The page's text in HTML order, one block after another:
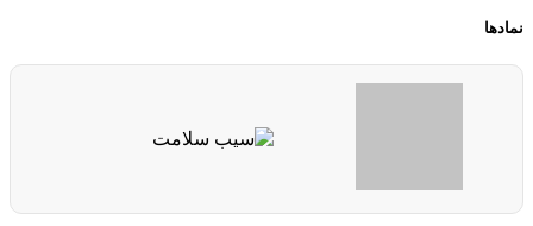
نمادها